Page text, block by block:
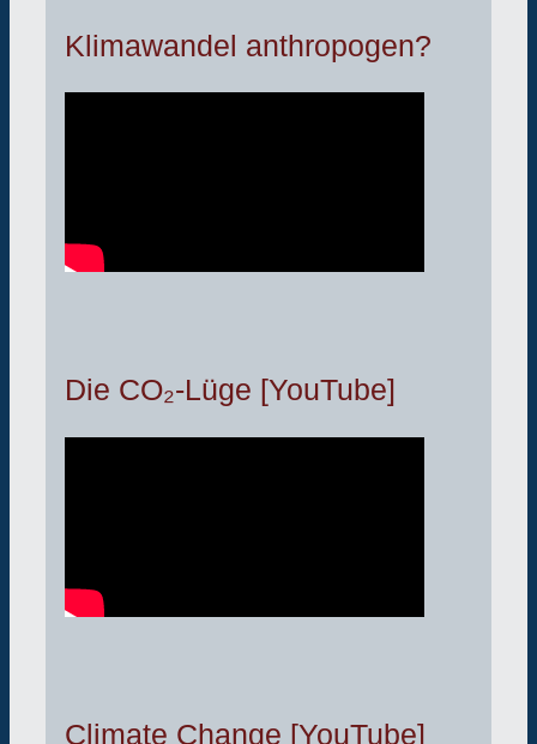
Klimawandel anthropogen?
Die CO₂-Lüge [YouTube]
Climate Change [YouTube]